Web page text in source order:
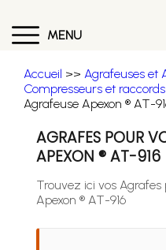
MENU
Accueil >> Agrafeuses et
Compresseurs et raccords
Agrafeuse Apexon ® AT-
AGRAFES POUR
APEXON ® AT-916
Trouvez ici vos
Apexon ® AT-916